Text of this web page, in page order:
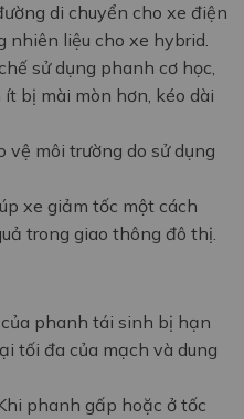
di chuyển cho xe điện
nhiên liệu cho xe hybrid.
sử dụng phanh cơ học,
bị mài mòn hơn, kéo dài
vệ môi trường do sử dụng
xe giảm tốc một cách
trong giao thông đô thị.
phanh tái sinh bị hạn
tối đa của mạch và dung
phanh gấp hoặc ở tốc